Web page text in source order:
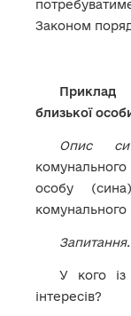
Законом
Приклад
близької
Опис
особу
комунального
Запитання.
У кого із
інтересів?